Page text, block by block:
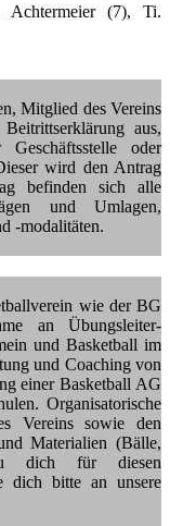
(7), Ti.
Mitglied des Vereins
aus,
oder
wird den Antrag
befinden sich alle
und Umlagen,
-modalitäten.
wie der BG
an Übungsleiter-
und Basketball im
und Coaching von
einer Basketball AG
Organisatorische
Vereins sowie den
Materialien (Bälle,
dich für diesen
dich bitte an unsere